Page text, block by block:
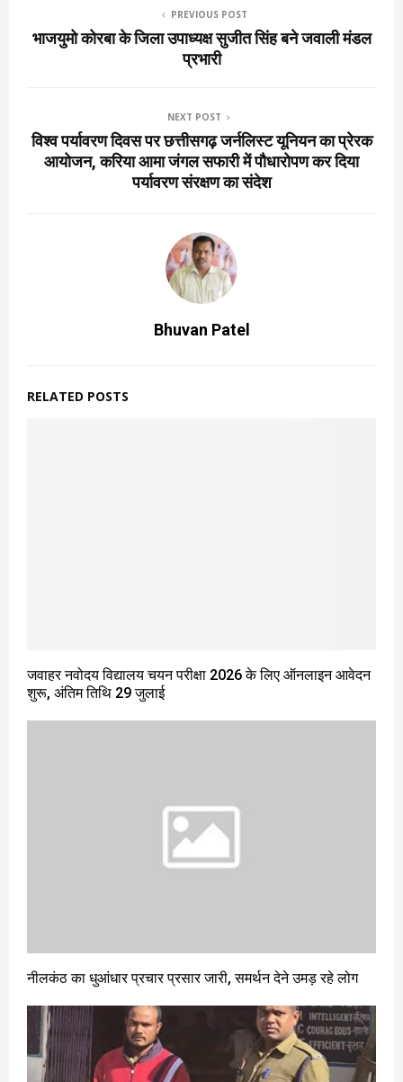
PREVIOUS POST
भाजयुमो कोरबा के जिला उपाध्यक्ष सुजीत सिंह बने जवाली मंडल
प्रभारी
NEXT POST
विश्व पर्यावरण दिवस पर छत्तीसगढ़ जर्नलिस्ट यूनियन का प्रेरक
आयोजन, करिया आमा जंगल सफारी में पौधारोपण कर दिया
पर्यावरण संरक्षण का संदेश
Bhuvan Patel
RELATED POSTS
जवाहर नवोदय विद्यालय चयन परीक्षा 2026 के लिए ऑनलाइन आवेदन
शुरू, अंतिम तिथि 29 जुलाई
नीलकंठ का धुआंधार प्रचार प्रसार जारी, समर्थन देने उमड़ रहे लोग